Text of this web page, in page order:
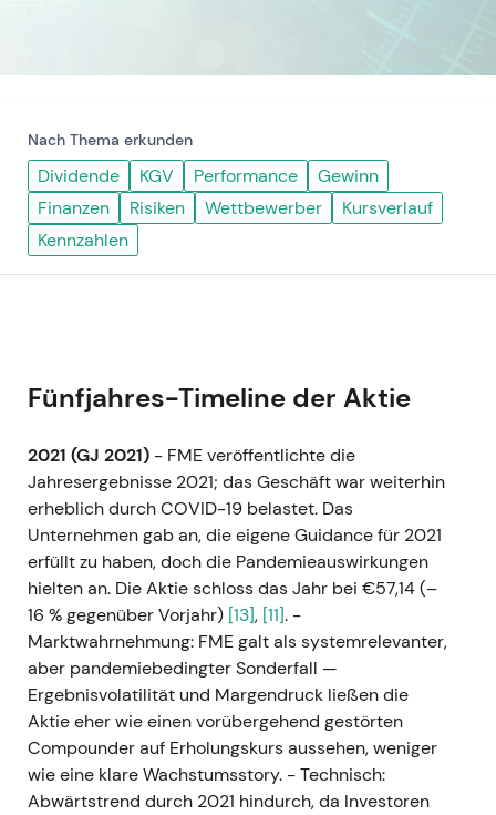
Nach Thema erkunden
Dividende KGV Performance
Gewinn
Finanzen
Risiken Wettbewerber
Kursverlauf
Kennzahlen
Fünfjahres-Timeline der Aktie
2021 (GJ 2021) - FME veröffentlichte die
Jahresergebnisse 2021; das Geschäft war weiterhin
erheblich durch COVID-19 belastet. Das
Unternehmen gab an, die eigene Guidance für 2021
erfüllt zu haben, doch die Pandemieauswirkungen
hielten an. Die Aktie schloss das Jahr bei €57,14 (–
16 % gegenüber Vorjahr) [13], [11]. -
Marktwahrnehmung: FME galt als systemrelevanter,
aber pandemiebedingter Sonderfall —
Ergebnisvolatilität und Margendruck ließen die
Aktie eher wie einen vorübergehend gestörten
Compounder auf Erholungskurs aussehen, weniger
wie eine klare Wachstumsstory. - Technisch:
Abwärtstrend durch 2021 hindurch, da Investoren